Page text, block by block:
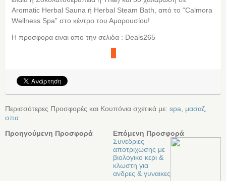
Aromatic Herbal Sauna ή Herbal Steam Bath, από το “Calmora
Wellness Spa” στο κέντρο του Αμαρουσίου!
Η προσφορα ειναι απο την σελιδα : Deals265
Περισσότερες Προσφορές και Κουπόνια σχετικά με: spa μασαζ
σπα
Προηγούμενη Προσφορά
Επόμενη Προσφορά
Συνεδριες
αποτριχωσης με
βιολογικο κερι &
κλωστη για
ανδρες & γυναικες